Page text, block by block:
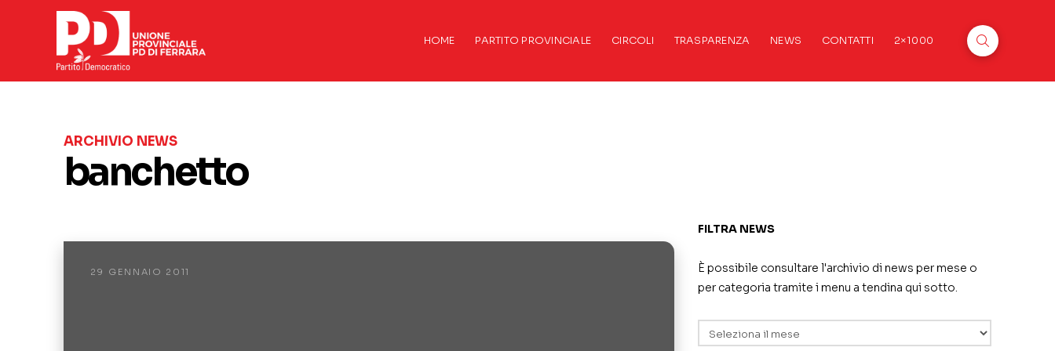
HOME PARTITO PROVINCIALE CIRCOLI TRASPARENZA NEWS CONTATTI 2×1000
ARCHIVIO NEWS
banchetto
29 GENNAIO 2011
FILTRA NEWS
È possibile consultare l'archivio di news per mese o
per categoria tramite i menu a tendina qui sotto.
Archivi